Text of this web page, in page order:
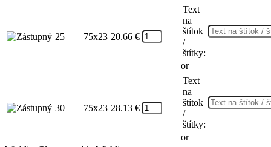
25 75x23 20.66 €
Text
na
štítok
/
štítky:
or
30 75x23 28.13 €
Text
na
štítok
/
štítky:
or